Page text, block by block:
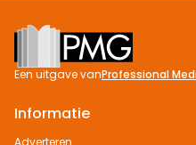
Footer
Een uitgave vanProfessional
Informatie
Adverteren